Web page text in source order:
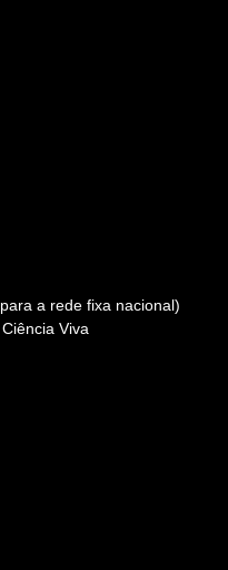
a rede fixa nacional)
Viva